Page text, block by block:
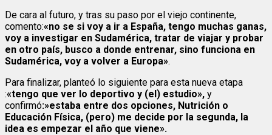
De cara al futuro, y tras su paso por el viejo continente,
comento:«no se si voy a ir a España, tengo muchas ganas,
voy a investigar en Sudamérica, tratar de viajar y probar
en otro país, busco a donde entrenar, sino funciona en
Sudamérica, voy a volver a Europa».
Para finalizar, planteó lo siguiente para esta nueva etapa
:«tengo que ver lo deportivo y (el) estudio», y
confirmó:»estaba entre dos opciones, Nutrición o
Educación Física, (pero) me decide por la segunda, la
idea es empezar el año que viene».